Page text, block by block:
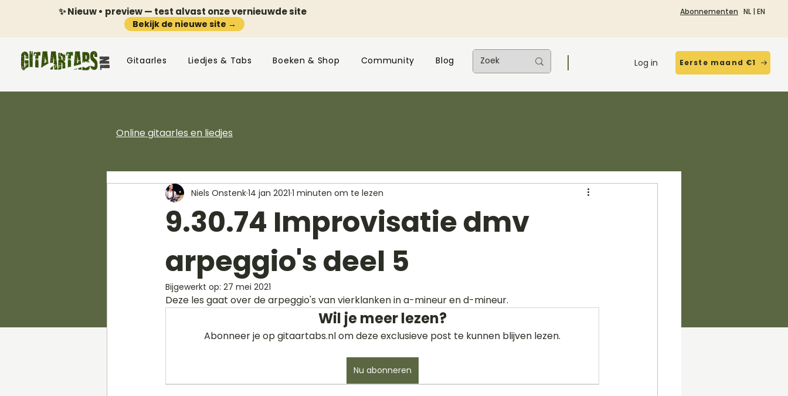
✨ Nieuw • preview — test alvast onze vernieuwde site
Bekijk de nieuwe site →
Abonnementen NL | EN
Gitaarles Liedjes & Tabs Boeken & Shop Community Blog Log in Eerste maand €1
Online gitaarles en liedjes
9.30.74 Improvisatie dmv
arpeggio's deel 5
Niels Onstenk14 jan 2021 1 minuten om te lezen
Bijgewerkt op: 27 mei 2021
Deze les gaat over de arpeggio's van vierklanken in a-mineur en d-mineur.
Wil je meer lezen?
Abonneer je op gitaartabs.nl om deze exclusieve post te kunnen blijven lezen.
Nu abonneren